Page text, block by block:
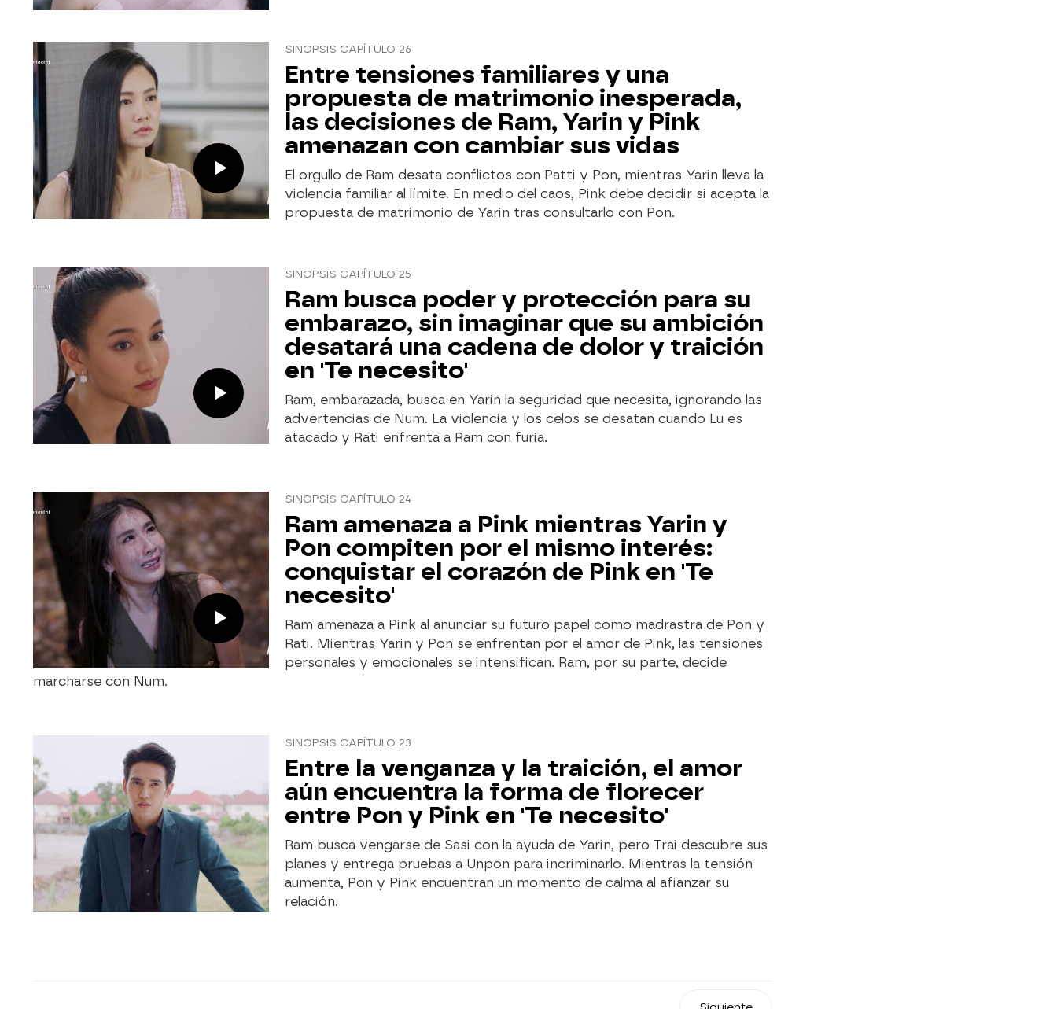
SINOPSIS CAPÍTULO 26
Entre tensiones familiares y una
propuesta de matrimonio inesperada,
las decisiones de Ram, Yarin y Pink
amenazan con cambiar sus vidas
El orgullo de Ram desata conflictos con Patti y Pon, mientras Yarin lleva la
violencia familiar al límite. En medio del caos, Pink debe decidir si acepta la
propuesta de matrimonio de Yarin tras consultarlo con Pon.
SINOPSIS CAPÍTULO 25
Ram busca poder y protección para su
embarazo, sin imaginar que su ambición
desatará una cadena de dolor y traición
en 'Te necesito'
Ram, embarazada, busca en Yarin la seguridad que necesita, ignorando las
advertencias de Num. La violencia y los celos se desatan cuando Lu es
atacado y Rati enfrenta a Ram con furia.
SINOPSIS CAPÍTULO 24
Ram amenaza a Pink mientras Yarin y
Pon compiten por el mismo interés:
conquistar el corazón de Pink en 'Te
necesito'
Ram amenaza a Pink al anunciar su futuro papel como madrastra de Pon y
Rati. Mientras Yarin y Pon se enfrentan por el amor de Pink, las tensiones
personales y emocionales se intensifican. Ram, por su parte, decide
marcharse con Num.
SINOPSIS CAPÍTULO 23
Entre la venganza y la traición, el amor
aún encuentra la forma de florecer
entre Pon y Pink en 'Te necesito'
Ram busca vengarse de Sasi con la ayuda de Yarin, pero Trai descubre sus
planes y entrega pruebas a Unpon para incriminarlo. Mientras la tensión
aumenta, Pon y Pink encuentran un momento de calma al afianzar su
relación.